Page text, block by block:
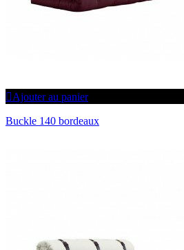
Ajouter au panier
Buckle 140 bordeaux